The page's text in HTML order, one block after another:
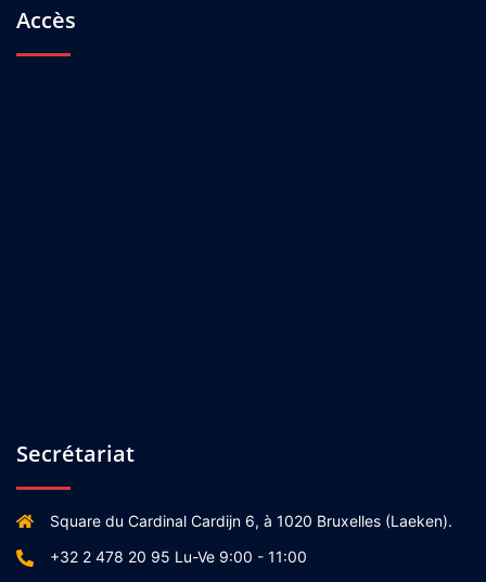
Accès
Secrétariat
Square du Cardinal Cardijn 6, à 1020 Bruxelles (Laeken).
+32 2 478 20 95 Lu-Ve 9:00 - 11:00